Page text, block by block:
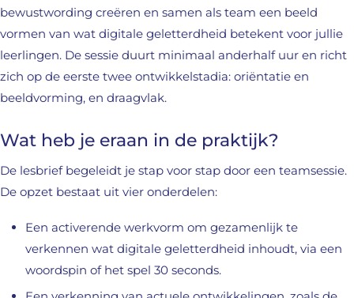
bewustwording creëren en samen als team een beeld
vormen van wat digitale geletterdheid betekent voor jullie
leerlingen. De sessie duurt minimaal anderhalf uur en richt
zich op de eerste twee ontwikkelstadia: oriëntatie en
beeldvorming, en draagvlak.
Wat heb je eraan in de praktijk?
De lesbrief begeleidt je stap voor stap door een teamsessie.
De opzet bestaat uit vier onderdelen:
Een activerende werkvorm om gezamenlijk te
verkennen wat digitale geletterdheid inhoudt, via een
woordspin of het spel 30 seconds.